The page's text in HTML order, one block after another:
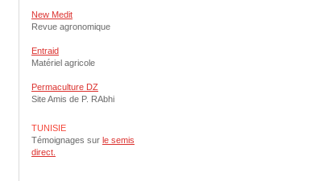
New Medit
Revue agronomique
Entraid
Matériel agricole
Permaculture DZ
Site Amis de P. RAbhi
TUNISIE
Témoignages sur le semis
direct.